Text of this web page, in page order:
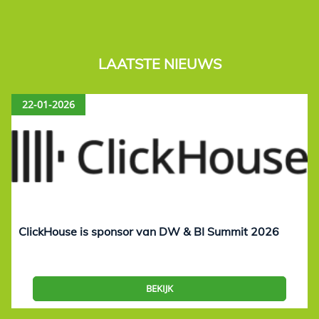
LAATSTE NIEUWS
22-01-2026
ClickHouse is sponsor van DW & BI Summit 2026
BEKIJK